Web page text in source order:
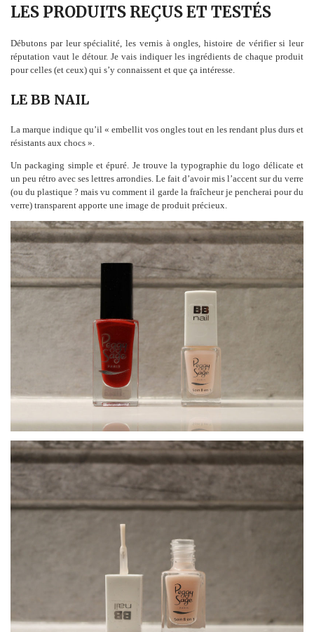
LES PRODUITS REÇUS ET TESTÉS
Débutons par leur spécialité, les vernis à ongles, histoire de vérifier si leur
réputation vaut le détour. Je vais indiquer les ingrédients de chaque produit
pour celles (et ceux) qui s’y connaissent et que ça intéresse.
LE BB NAIL
La marque indique qu’il « embellit vos ongles tout en les rendant plus durs et
résistants aux chocs ».
Un packaging simple et épuré. Je trouve la typographie du logo délicate et
un peu rétro avec ses lettres arrondies. Le fait d’avoir mis l’accent sur du verre
(ou du plastique ? mais vu comment il garde la fraîcheur je pencherai pour du
verre) transparent apporte une image de produit précieux.